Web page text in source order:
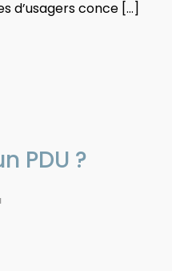
d’usagers conce […]
PDU ?